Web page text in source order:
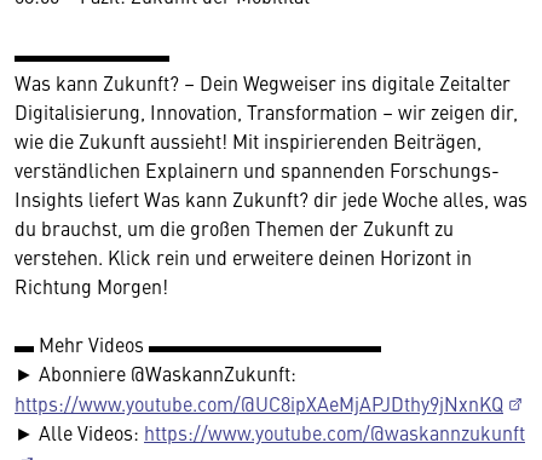
▬▬▬▬▬▬▬▬
Was kann Zukunft? – Dein Wegweiser ins digitale Zeitalter
Digitalisierung, Innovation, Transformation – wir zeigen dir,
wie die Zukunft aussieht! Mit inspirierenden Beiträgen,
verständlichen Explainern und spannenden Forschungs-
Insights liefert Was kann Zukunft? dir jede Woche alles, was
du brauchst, um die großen Themen der Zukunft zu
verstehen. Klick rein und erweitere deinen Horizont in
Richtung Morgen!
▬ Mehr Videos ▬▬▬▬▬▬▬▬▬▬▬▬
► Abonniere @WaskannZukunft:
https://www.youtube.com/@UC8ipXAeMjAPJDthy9jNxnKQ
► Alle Videos: https://www.youtube.com/@waskannzukunft